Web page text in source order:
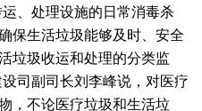
、处理设施的日常消毒杀
保生活垃圾能够及时、安全
垃圾收运和处理的分类监
司副司长刘李峰说，对医疗
，不论医疗垃圾和生活垃